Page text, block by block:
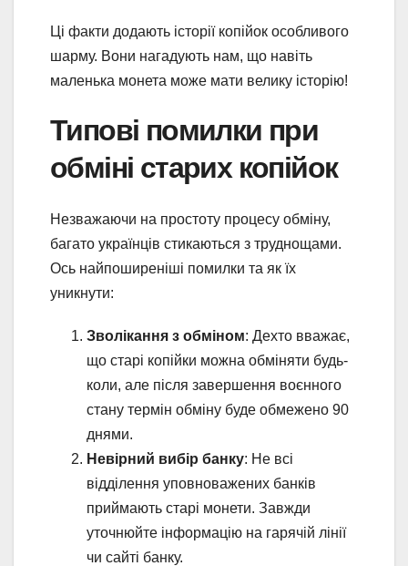
Ці факти додають історії копійок особливого
шарму. Вони нагадують нам, що навіть
маленька монета може мати велику історію!
Типові помилки при
обміні старих копійок
Незважаючи на простоту процесу обміну,
багато українців стикаються з труднощами.
Ось найпоширеніші помилки та як їх
уникнути:
Зволікання з обміном: Дехто вважає,
що старі копійки можна обміняти будь-
коли, але після завершення воєнного
стану термін обміну буде обмежено 90
днями.
Невірний вибір банку: Не всі
відділення уповноважених банків
приймають старі монети. Завжди
уточнюйте інформацію на гарячій лінії
чи сайті банку.